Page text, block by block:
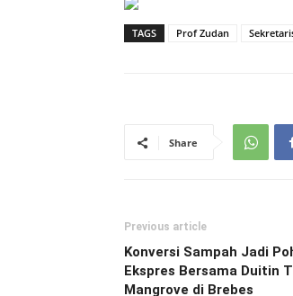
TAGS Prof Zudan
Share
Previous article
Konversi Sampah Jadi
Ekspres Bersama Duitin
Mangrove di Brebes